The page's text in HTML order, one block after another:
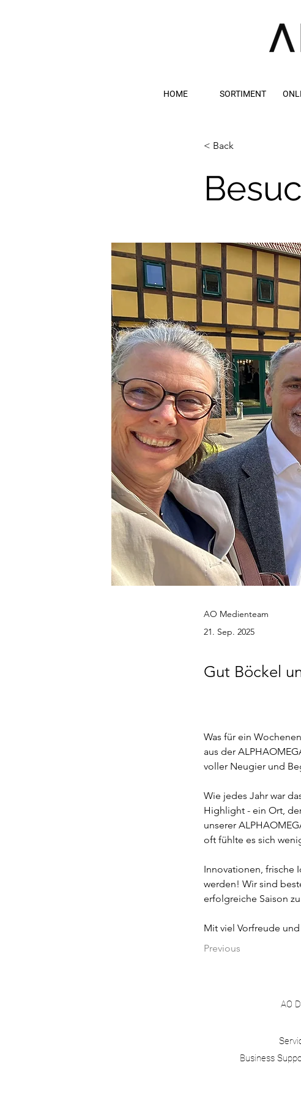
HOME SORTIMENT
< Back
AO Medienteam
21. Sep. 2025
Gut Böckel
Was für ein
aus der
voller Neugier und
Wie jedes Jahr war
Highlight - ein Ort,
unserer
oft fühlte es sich
Innovationen, frische
werden! Wir sind
erfolgreiche Saison
Mit viel Vorfreude
Previous
AO
Business